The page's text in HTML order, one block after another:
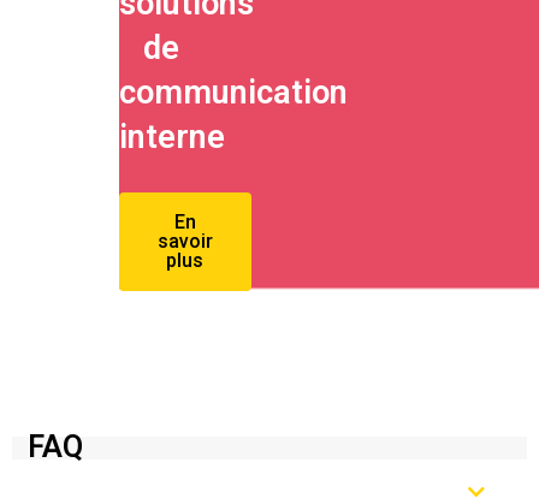
de
communication
interne
En
savoir
plus
FAQ